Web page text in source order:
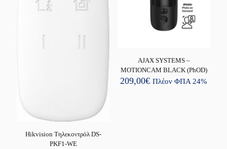
Hikvision Τηλεκοντρόλ DS-
PKF1-WE
AJAX SYSTEMS –
MOTIONCAM BLACK (PhOD)
209,00€ Πλέον ΦΠΑ 24%